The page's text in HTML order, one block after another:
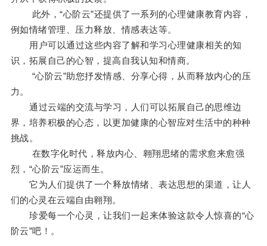
此外，“心阶云”还提供了一系列的心理健康教育内容，
例如情绪管理、压力释放、情感表达等。
用户可以通过这些内容了解和学习心理健康相关的知
识，拓展自己的心智，提高自我认知和情商。
“心阶云”助您抒发情感、分享心得，从而释放内心的压
力。
通过云端的交流与学习，人们可以拓展自己的思维边
界，培养积极的心态，以更加健康的心智应对生活中的种种
挑战。
在数字化时代，释放内心、翱翔思绪的需求愈来愈强
烈，“心阶云”应运而生。
它为人们提供了一个释放情绪、表达思想的渠道，让人
们的心灵在云端自由翱翔。
珍爱每一个心灵，让我们一起来体验这款令人惊喜的“心
阶云”吧！。